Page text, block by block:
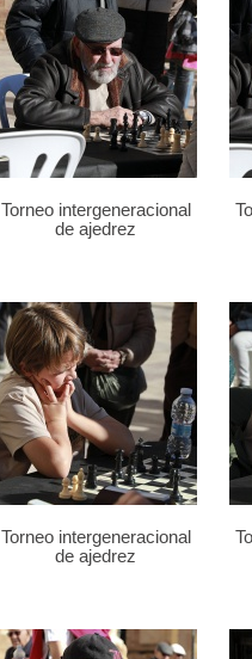
Torneo intergeneracional
de ajedrez
Torneo intergeneracional
de ajedrez